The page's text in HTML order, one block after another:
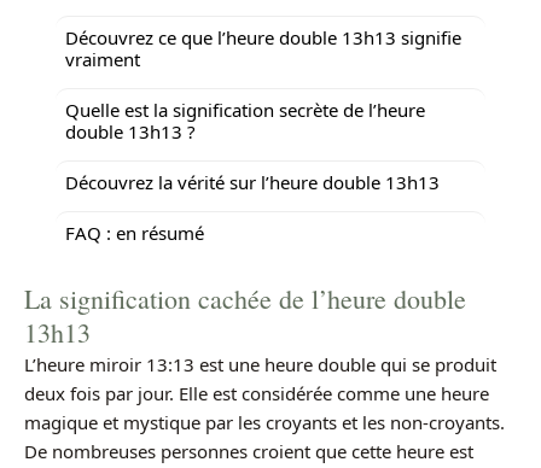
Découvrez ce que l’heure double 13h13 signifie
vraiment
Quelle est la signification secrète de l’heure
double 13h13 ?
Découvrez la vérité sur l’heure double 13h13
FAQ : en résumé
La signification cachée de l’heure double
13h13
L’heure miroir 13:13 est une heure double qui se produit
deux fois par jour. Elle est considérée comme une heure
magique et mystique par les croyants et les non-croyants.
De nombreuses personnes croient que cette heure est